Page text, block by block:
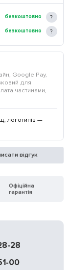
безкоштовно
безкоштовно
Google Pay,
для
частинами,
логотипів —
відгук
Офіційна
гарантія
28
00